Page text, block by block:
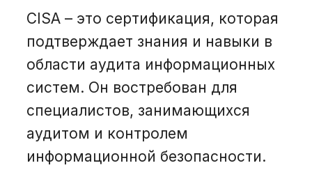
CISA – это сертификация, которая
подтверждает знания и навыки в
области аудита информационных
систем. Он востребован для
специалистов, занимающихся
аудитом и контролем
информационной безопасности.